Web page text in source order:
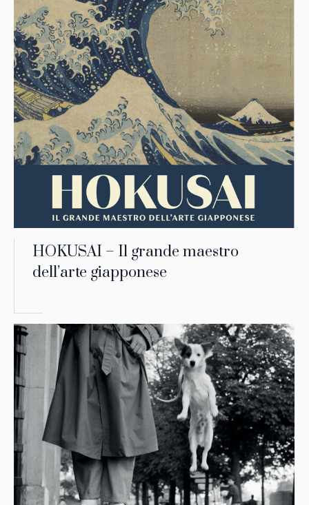
HOKUSAI – Il grande maestro
dell’arte giapponese